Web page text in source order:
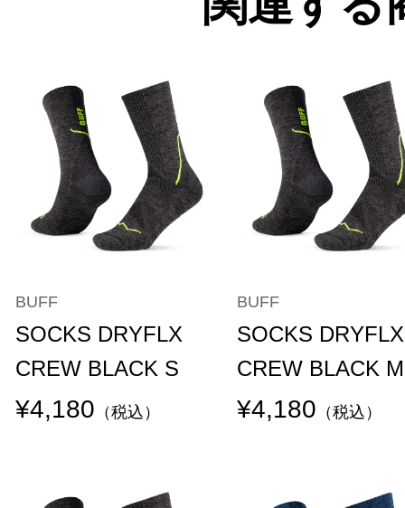
BUFF
SOCKS DRYFLX
CREW BLACK S
¥4,180 （税込）
BUFF
SOCKS DRYFLX
CREW BLACK M
¥4,180 （税込）